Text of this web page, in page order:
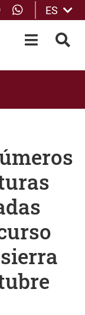
Facebook
whatsApp
ES
OPEN-